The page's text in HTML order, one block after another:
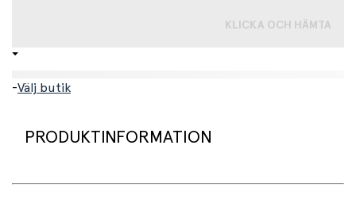
KLICKA OCH HÄMTA
-Välj butik
PRODUKTINFORMATION